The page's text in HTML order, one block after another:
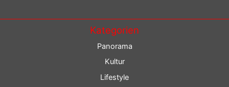
Kategorien
Panorama
Kultur
Lifestyle